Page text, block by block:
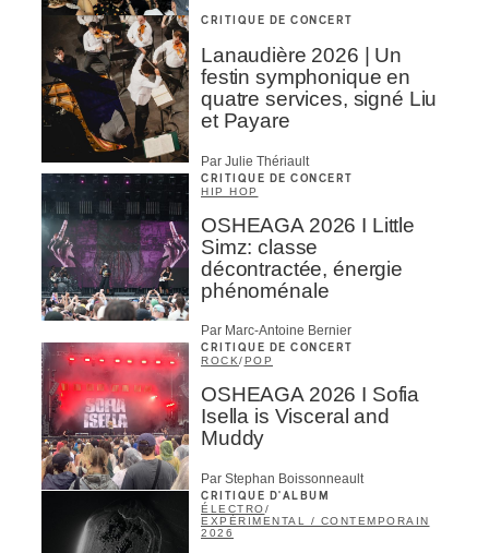
CRITIQUE DE CONCERT
Lanaudière 2026 | Un
festin symphonique en
quatre services, signé Liu
et Payare
Par Julie Thériault
CRITIQUE DE CONCERT
HIP HOP
OSHEAGA 2026 I Little
Simz: classe
décontractée, énergie
phénoménale
Par Marc-Antoine Bernier
CRITIQUE DE CONCERT
ROCK/POP
OSHEAGA 2026 I Sofia
Isella is Visceral and
Muddy
Par Stephan Boissonneault
CRITIQUE D'ALBUM
ÉLECTRO/
EXPÉRIMENTAL / CONTEMPORAIN
2026